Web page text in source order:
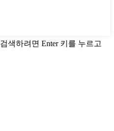
검색하려면 Enter 키를 누르고